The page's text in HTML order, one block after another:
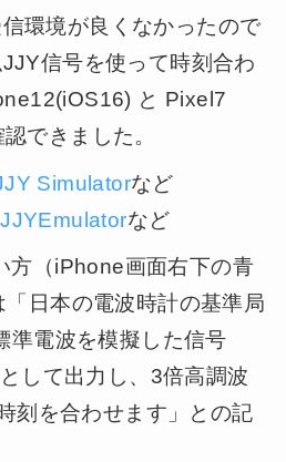
環境が良くなかったので
信号を使って時刻合わ
と Pixel7
できました。
Simulatorなど
JJYEmulatorなど
方（iPhone画面右下の青
「日本の電波時計の基準局
準電波を模擬した信号
して出力し、3倍高調波
刻を合わせます」との記